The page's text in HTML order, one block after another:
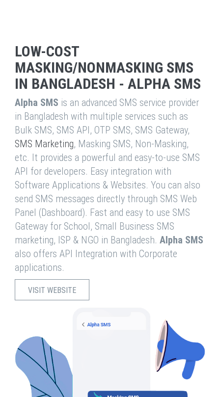
LOW-COST
MASKING/NONMASKING SMS
IN BANGLADESH - ALPHA SMS
Alpha SMS is an advanced SMS service provider
in Bangladesh with multiple services such as
Bulk SMS, SMS API, OTP SMS, SMS Gateway,
SMS Marketing, Masking SMS, Non-Masking,
etc. It provides a powerful and easy-to-use SMS
API for developers. Easy integration with
Software Applications & Websites. You can also
send SMS messages directly through SMS Web
Panel (Dashboard). Fast and easy to use SMS
Gateway for School, Small Business SMS
marketing, ISP & NGO in Bangladesh. Alpha SMS
also offers API Integration with Corporate
applications.
VISIT WEBSITE